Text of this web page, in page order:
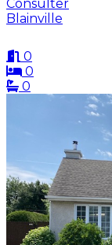
Consulter
Blainville
0
0
0